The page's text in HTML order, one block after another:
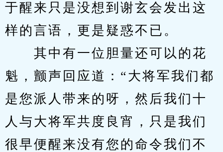
于醒来只是没想到谢玄会发出这
样的言语，更是疑惑不已。
其中有一位胆量还可以的花
魁，颤声回应道：“大将军我们都
是您派人带来的呀，然后我们十
人与大将军共度良宵，只是我们
很早便醒来没有您的命令我们不